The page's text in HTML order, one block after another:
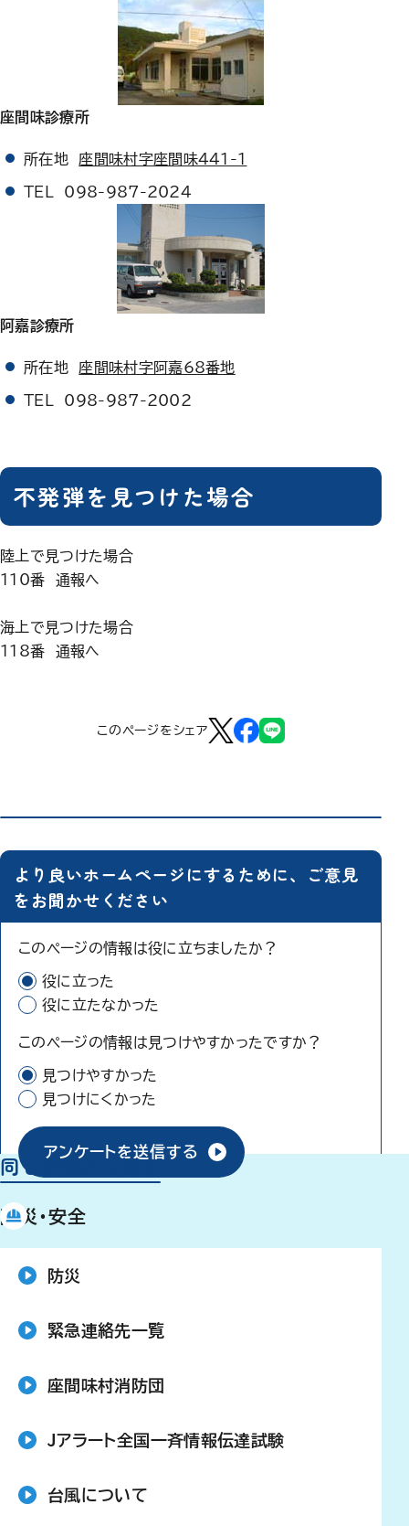
座間味診療所
所在地 座間味村字座間味441-1
TEL 098-987-2024
阿嘉診療所
所在地 座間味村字阿嘉68番地
TEL 098-987-2002
不発弾を見つけた場合
陸上で見つけた場合
110番 通報へ
海上で見つけた場合
118番 通報へ
このページをシェア
より良いホームページにするために、ご意見
をお聞かせください
このページの情報は役に立ちましたか？
役に立った
役に立たなかった
このページの情報は見つけやすかったですか？
見つけやすかった
見つけにくかった
アンケートを送信する
同じ分類から探す
防災・安全
防災
緊急連絡先一覧
座間味村消防団
Jアラート全国一斉情報伝達試験
台風について